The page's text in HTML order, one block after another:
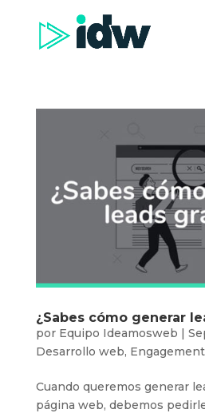
¿Sabes cómo generar
por Equipo Ideamosweb |
Desarrollo web, Engagement
Cuando queremos generar
página web, debemos